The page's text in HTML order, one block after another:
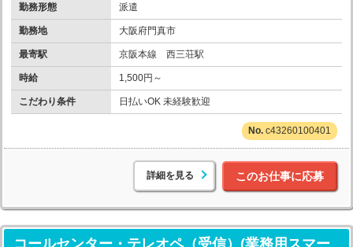
勤務形態 派遣
勤務地 大阪府門真市
最寄駅 京阪本線 西三荘駅
時給 1,500円～
こだわり条件 日払いOK 未経験歓迎
c43260100401
詳細を見る このお仕事に応募
コールセンター・テレオペ（受信）(業務用スマー